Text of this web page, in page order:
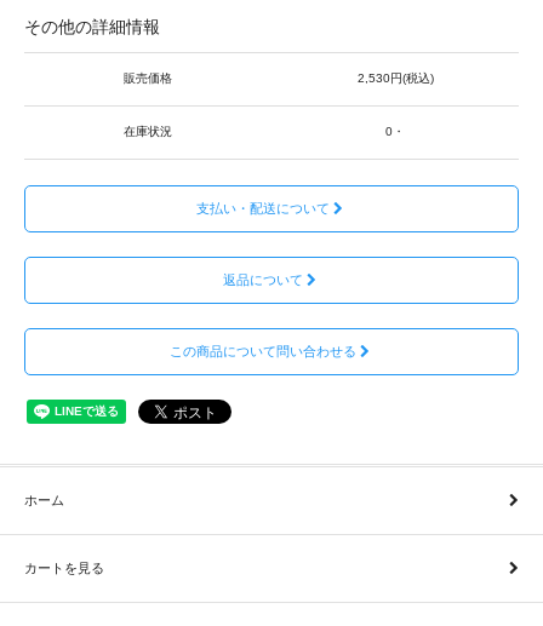
その他の詳細情報
販売価格 2,530円(税込)
在庫状況 0・
支払い・配送について
返品について
この商品について問い合わせる
ホーム
カートを見る